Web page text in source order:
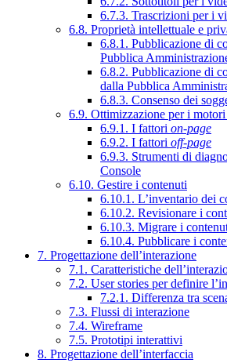
6.7.3. Trascrizioni per i
6.8. Proprietà intellettuale e
6.8.1. Pubblicazione di
Pubblica
6.8.2. Pubblicazione di
dalla Pubblica
6.8.3. Consenso dei
6.9. Ottimizzazione per i
6.9.1. I fattori on-page
6.9.2. I fattori off-page
6.9.3. Strumenti di
Console
6.10. Gestire i contenuti
6.10.1. L’inventario dei
6.10.2. Revisionare i
6.10.3. Migrare i
6.10.4. Pubblicare i
7. Progettazione dell’interazione
7.1. Caratteristiche
7.2. User stories per definire
7.2.1. Differenza tra
7.3. Flussi di interazione
7.4. Wireframe
7.5. Prototipi interattivi
8. Progettazione dell’interfaccia